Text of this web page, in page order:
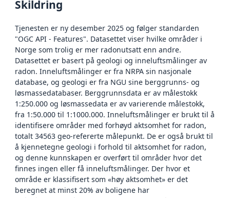
Skildring
Tjenesten er ny desember 2025 og følger standarden
"OGC API - Features". Datasettet viser hvilke områder i
Norge som trolig er mer radonutsatt enn andre.
Datasettet er basert på geologi og inneluftsmålinger av
radon. Inneluftsmålinger er fra NRPA sin nasjonale
database, og geologi er fra NGU sine berggrunns- og
løsmassedatabaser. Berggrunnsdata er av målestokk
1:250.000 og løsmassedata er av varierende målestokk,
fra 1:50.000 til 1:1000.000. Inneluftsmålinger er brukt til å
identifisere områder med forhøyd aktsomhet for radon,
totalt 34563 geo-refererte målepunkt. De er også brukt til
å kjennetegne geologi i forhold til aktsomhet for radon,
og denne kunnskapen er overført til områder hvor det
finnes ingen eller få inneluftsmålinger. Der hvor et
område er klassifisert som «høy aktsomhet» er det
beregnet at minst 20% av boligene har